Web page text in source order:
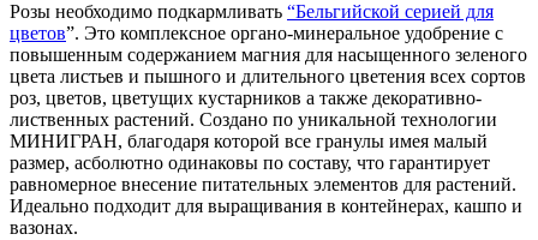
Розы необходимо подкармливать “Бельгийской серией для
цветов”. Это комплексное органо-минеральное удобрение с
повышенным содержанием магния для насыщенного зеленого
цвета листьев и пышного и длительного цветения всех сортов
роз, цветов, цветущих кустарников а также декоративно-
лиственных растений. Создано по уникальной технологии
МИНИГРАН, благодаря которой все гранулы имея малый
размер, асболютно одинаковы по составу, что гарантирует
равномерное внесение питательных элементов для растений.
Идеально подходит для выращивания в контейнерах, кашпо и
вазонах.